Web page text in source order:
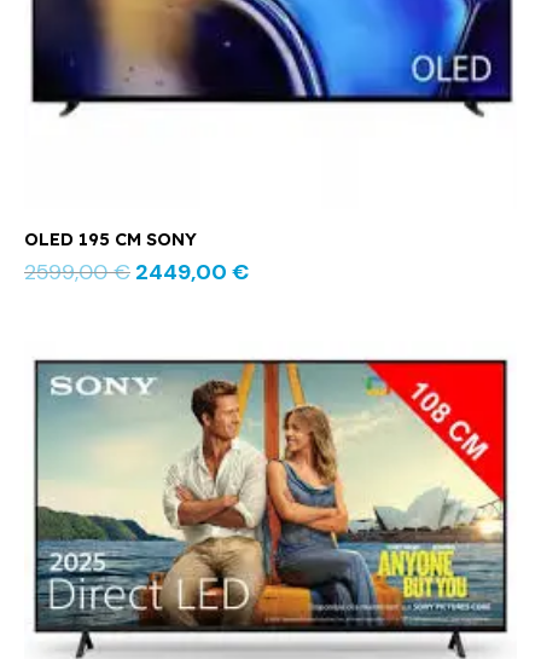
OLED 195 CM SONY
2599,00€ 2449,00 €
Le
prix
était :
599,00 €.
Le
prix
actuel
est :
579,00 €.